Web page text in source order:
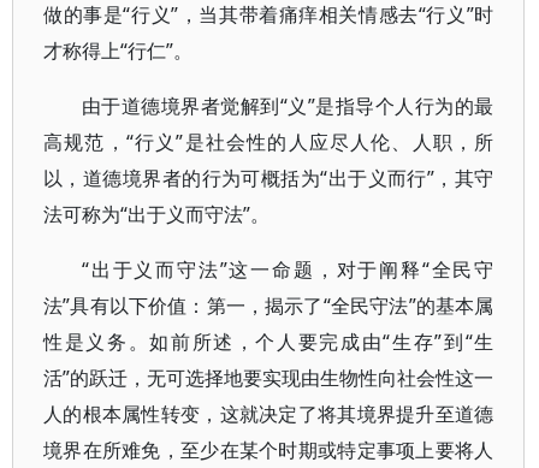
做的事是“行义”，当其带着痛痒相关情感去“行义”时
才称得上“行仁”。
由于道德境界者觉解到“义”是指导个人行为的最
高规范，“行义”是社会性的人应尽人伦、人职，所
以，道德境界者的行为可概括为“出于义而行”，其守
法可称为“出于义而守法”。
“出于义而守法”这一命题，对于阐释“全民守
法”具有以下价值：第一，揭示了“全民守法”的基本属
性是义务。如前所述，个人要完成由“生存”到“生
活”的跃迁，无可选择地要实现由生物性向社会性这一
人的根本属性转变，这就决定了将其境界提升至道德
境界在所难免，至少在某个时期或特定事项上要将人